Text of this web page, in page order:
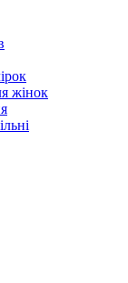
жінок